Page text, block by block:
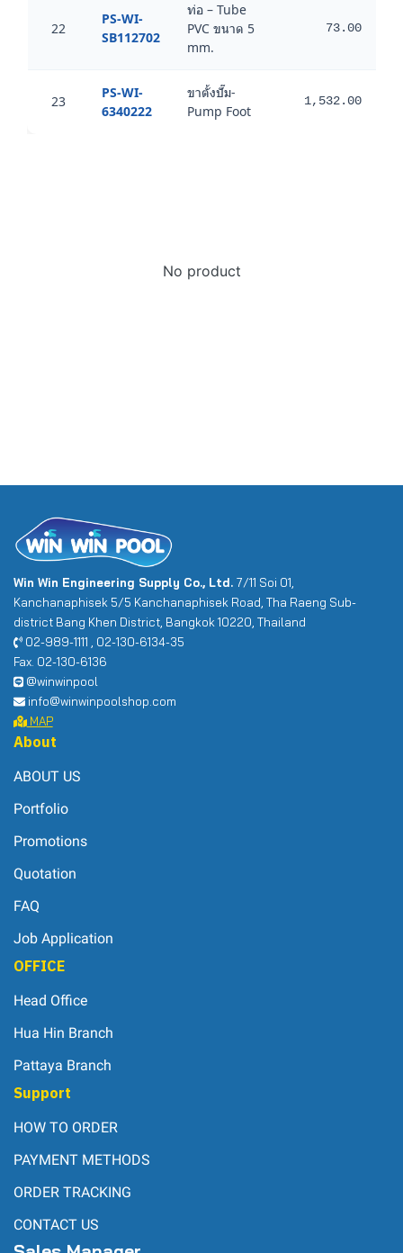
22
PS-WI-
SB112702
ท่อ – Tube
PVC ขนาด 5
mm.
73.00
23
PS-WI-
6340222
ขาตั้งปั๊ม-
Pump Foot
1,532.00
No product
Win Win Engineering Supply Co., Ltd. 7/11 Soi 01,
Kanchanaphisek 5/5 Kanchanaphisek Road, Tha Raeng Sub-
district Bang Khen District, Bangkok 10220, Thailand
02-989-1111 , 02-130-6134-35
Fax. 02-130-6136
@winwinpool
info@winwinpoolshop.com
MAP
About
ABOUT US
Portfolio
Promotions
Quotation
FAQ
Job Application
OFFICE
Head Office
Hua Hin Branch
Pattaya Branch
Support
HOW TO ORDER
PAYMENT METHODS
ORDER TRACKING
CONTACT US